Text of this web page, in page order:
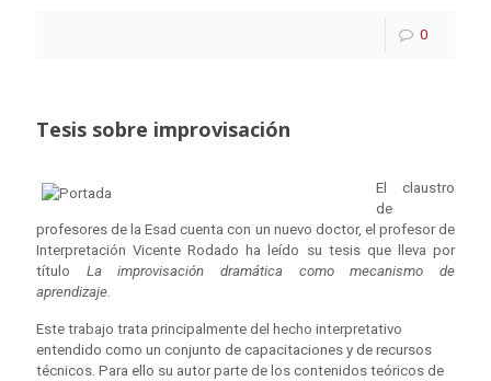
0
Tesis sobre improvisación
El claustro
de
profesores de la Esad cuenta con un nuevo doctor, el profesor de
Interpretación Vicente Rodado ha leído su tesis que lleva por
título La improvisación dramática como mecanismo de
aprendizaje.
Este trabajo trata principalmente del hecho interpretativo
entendido como un conjunto de capacitaciones y de recursos
técnicos. Para ello su autor parte de los contenidos teóricos de